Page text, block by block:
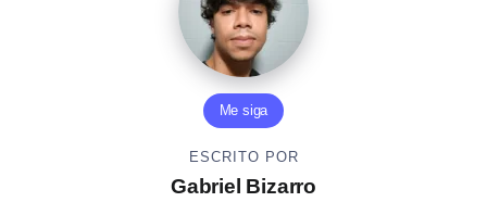
Me siga
ESCRITO POR
Gabriel Bizarro